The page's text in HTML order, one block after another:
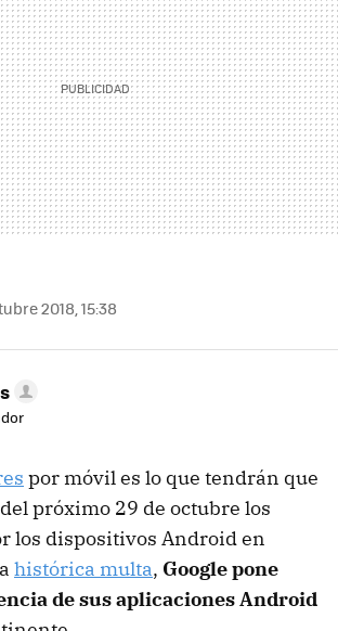
2018, 15:38
por móvil es lo que tendrán que
próximo 29 de octubre los
los dispositivos Android en
histórica multa, Google pone
de sus aplicaciones Android